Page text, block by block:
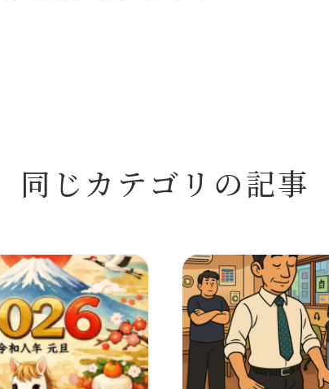
同じカテゴリの記事